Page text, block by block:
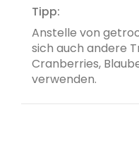
Tipp:
Anstelle von
sich auch andere
Cranberries,
verwenden.